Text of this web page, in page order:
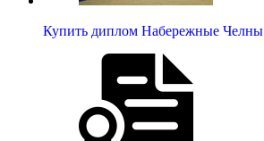
Купить диплом Набережные Челны